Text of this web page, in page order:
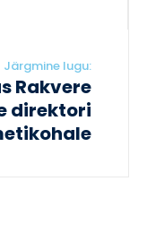
Järgmine lugu:
Rakvere
direktori